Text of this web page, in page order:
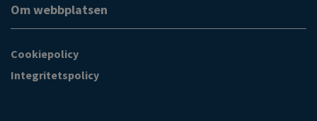
Om webbplatsen
Cookiepolicy
Integritetspolicy